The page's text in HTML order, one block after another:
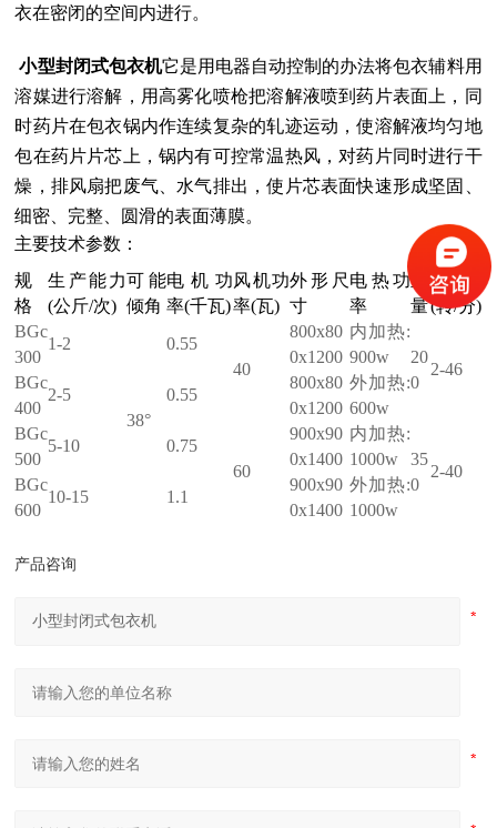
衣在密闭的空间内进行。
小型封闭式包衣机它是用电器自动控制的办法将包衣辅料用
溶媒进行溶解，用高雾化喷枪把溶解液喷到药片表面上，同
时药片在包衣锅内作连续复杂的轧迹运动，使溶解液均匀地
包在药片片芯上，锅内有可控常温热风，对药片同时进行干
燥，排风扇把废气、水气排出，使片芯表面快速形成坚固、
细密、完整、圆滑的表面薄膜。
主要技术参数：
规
格
生产能力
(公斤/次)
可能
倾角
电机功
率(千瓦)
风机功
率(瓦)
外形尺
寸
电热功
率
重
量
转速
(转/分)
BGc
300
1-2
38°
0.55
40
800x80
0x1200
内加热:
900w
外加热:
600w
20
0
2-46
BGc
400
2-5 0.55
800x80
0x1200
BGc
500
5-10
0.75
60
900x90
0x1400
内加热:
1000w
外加热:
1000w
35
0
2-40
BGc
600
10-15 1.1
900x90
0x1400
产品咨询